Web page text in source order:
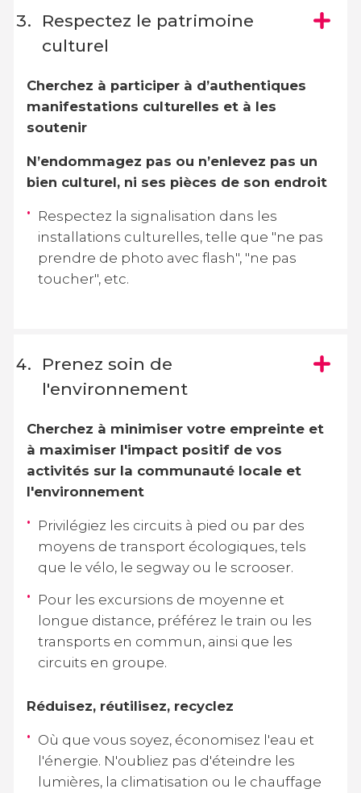
Respectez le patrimoine
culturel
Cherchez à participer à d’authentiques
manifestations culturelles et à les
soutenir
N’endommagez pas ou n’enlevez pas un
bien culturel, ni ses pièces de son endroit
Respectez la signalisation dans les
installations culturelles, telle que "ne pas
prendre de photo avec flash", "ne pas
toucher", etc.
Prenez soin de
l'environnement
Cherchez à minimiser votre empreinte et
à maximiser l'impact positif de vos
activités sur la communauté locale et
l'environnement
Privilégiez les circuits à pied ou par des
moyens de transport écologiques, tels
que le vélo, le segway ou le scrooser.
Pour les excursions de moyenne et
longue distance, préférez le train ou les
transports en commun, ainsi que les
circuits en groupe.
Réduisez, réutilisez, recyclez
Où que vous soyez, économisez l'eau et
l'énergie. N'oubliez pas d'éteindre les
lumières, la climatisation ou le chauffage